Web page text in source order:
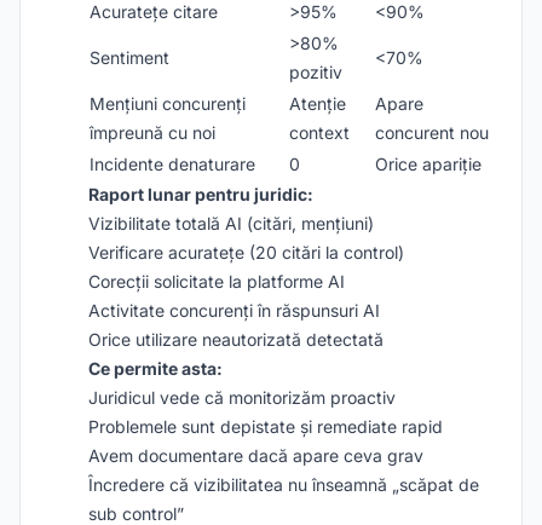
Acuratețe citare
>95% <90%
Sentiment
>80%
pozitiv
<70%
Mențiuni concurenți
împreună cu noi
Atenție
context
Apare
concurent nou
Incidente denaturare
0
Orice apariție
Raport lunar pentru juridic:
Vizibilitate totală AI (citări, mențiuni)
Verificare acuratețe (20 citări la control)
Corecții solicitate la platforme AI
Activitate concurenți în răspunsuri AI
Orice utilizare neautorizată detectată
Ce permite asta:
Juridicul vede că monitorizăm proactiv
Problemele sunt depistate și remediate rapid
Avem documentare dacă apare ceva grav
Încredere că vizibilitatea nu înseamnă „scăpat de
sub control”